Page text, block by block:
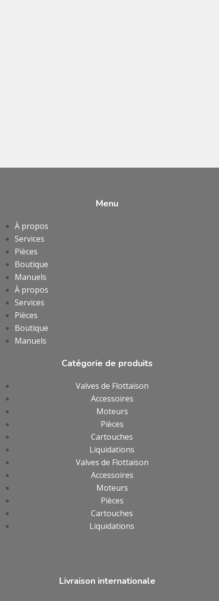
Menu
À propos
Services
Pièces
Boutique
Manuels
À propos
Services
Pièces
Boutique
Manuels
Catégorie de produits
Valves de Flottaison
Accessoires
Moteurs
Pièces
Cartouches
Liquidations
Valves de Flottaison
Accessoires
Moteurs
Pièces
Cartouches
Liquidations
Livraison internationale